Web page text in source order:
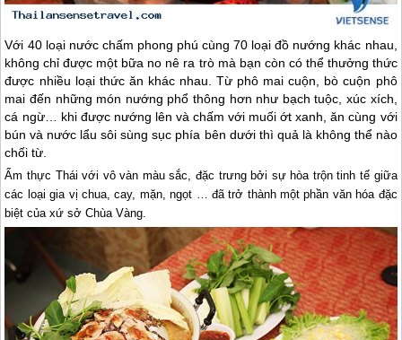
Với 40 loại nước chấm phong phú cùng 70 loại đồ nướng khác nhau,
không chỉ được một bữa no nê ra trò mà bạn còn có thể thưởng thức
được nhiều loại thức ăn khác nhau. Từ phô mai cuộn, bò cuộn phô
mai đến những món nướng phổ thông hơn như bạch tuộc, xúc xích,
cá ngừ… khi được nướng lên và chấm với muối ớt xanh, ăn cùng với
bún và nước lẩu sôi sùng sục phía bên dưới thì quả là không thể nào
chối từ.
Ẩm thực Thái với vô vàn màu sắc, đặc trưng bởi sự hòa trộn tinh tế giữa
các loại gia vị chua, cay, mặn, ngọt … đã trở thành một phần văn hóa đặc
biệt của xứ sở Chùa Vàng.